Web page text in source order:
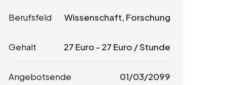
Berufsfeld Wissenschaft, Forschung
Gehalt 27 Euro - 27 Euro / Stunde
Angebotsende 01/03/2099